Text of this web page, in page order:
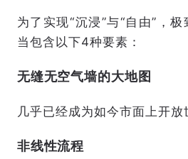
为了实现“沉浸”与“自由”，
当包含以下4种要素：
无缝无空气墙的大地图
几乎已经成为如今市面上开放
非线性流程